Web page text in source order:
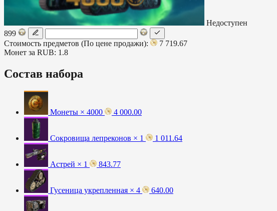
Недоступен
899
Стоимость предметов (По цене продажи):
7 719.67
Монет за RUB: 1.8
Состав набора
Монеты × 4000 4 000.00
Сокровища лепреконов × 1 1 011.64
Астрей × 1 843.77
Гусеница укрепленная × 4 640.00